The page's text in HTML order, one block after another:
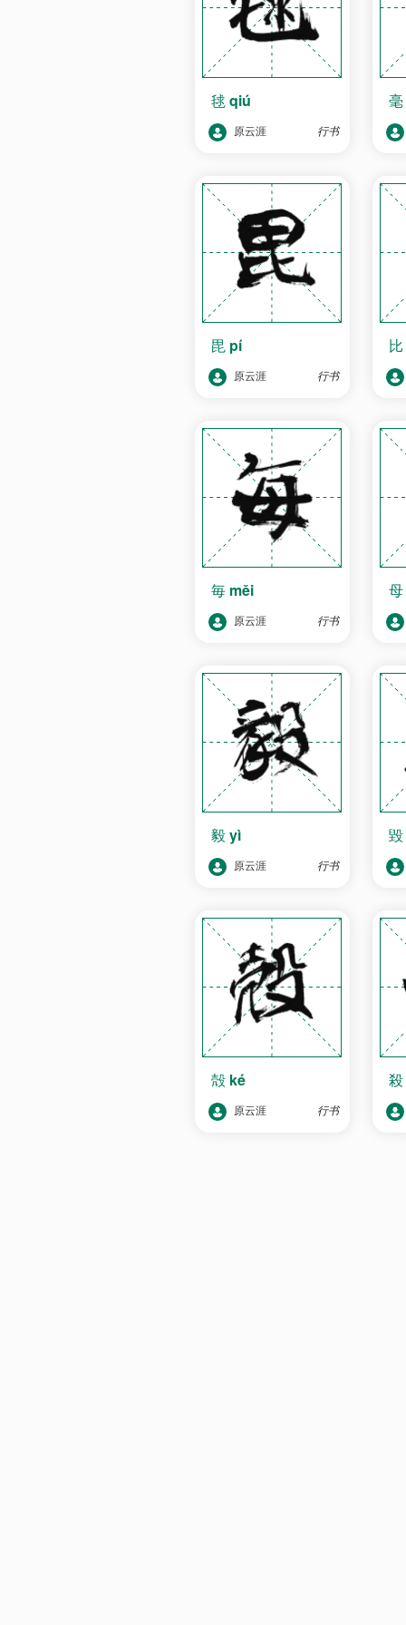
毬qiú
原云涯 行书
毫
毘 pí
原云涯 行书
比
毎 měi
原云涯 行书
母
毅yì
原云涯 行书
毀
殻 ké
原云涯 行书
殺